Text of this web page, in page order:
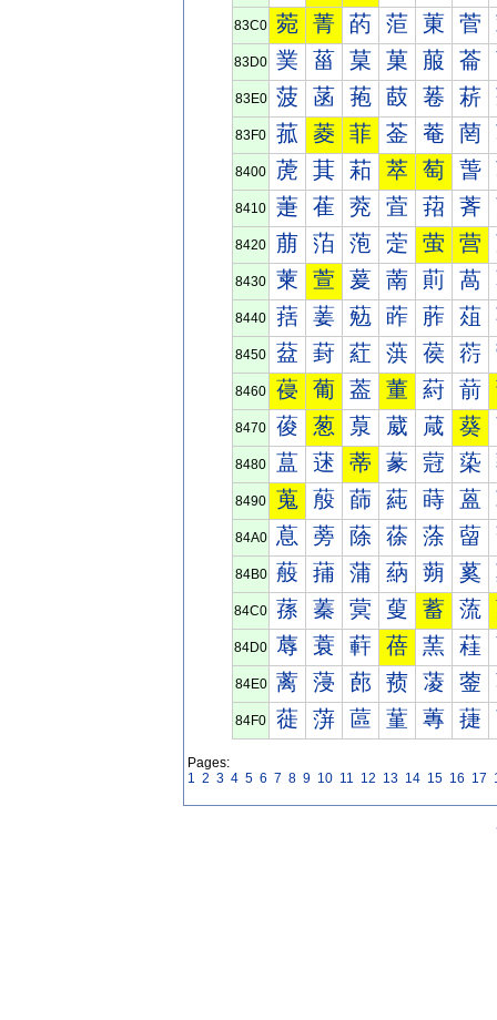
83C0 菀 菁 菂 菃 菄 菅
83D0 菐 菑 菒 菓 菔 菕
83E0 菠 菡 菢 菣 菤 菥
83F0 菰 菱 菲 菳 菴 菵
8400 萀 萁 萂 萃 萄 萅
8410 萐 萑 萒 萓 萔 萕
8420 萠 萡 萢 萣 萤 营
8430 萰 萱 萲 萳 萴 萵
8440 葀 葁 葂 葃 葄 葅
8450 葐 葑 葒 葓 葔 葕
8460 葠 葡 葢 董 葤 葥
8470 葰 葱 葲 葳 葴 葵
8480 蒀 蒁 蒂 蒃 蒄 蒅
8490 蒐 蒑 蒒 蒓 蒔 蒕
84A0 蒠 蒡 蒢 蒣 蒤 蒥
84B0 蒰 蒱 蒲 蒳 蒴 蒵
84C0 蓀 蓁 蓂 蓃 蓄 蓅
84D0 蓐 蓑 蓒 蓓 蓔 蓕
84E0 蓠 蓡 蓢 蓣 蓤 蓥
84F0 蓰 蓱 蓲 蓳 蓴 蓵
Pages:
1 2 3 4 5 6 7 8 9 10 11 12 13 14 15 16 17